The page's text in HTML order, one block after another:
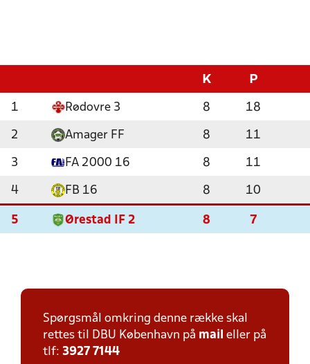
K P
1 Rødovre 3 8 18
2 Amager FF 8 11
3 FA 2000 16 8 11
4 FB 16 8 10
5 Ørestad IF 2 8 7
Spørgsmål omkring denne række skal
rettes til DBU København på mail eller på
tlf: 3927 7144